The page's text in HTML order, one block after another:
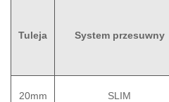
Tuleja System przesuwny
20mm SLIM